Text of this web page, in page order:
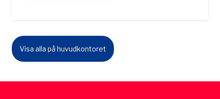
Visa alla på huvudkontoret